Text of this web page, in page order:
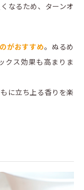
なるため、ターンオ
がおすすめ。ぬるめ
クス効果も高まりま
に立ち上る香りを楽